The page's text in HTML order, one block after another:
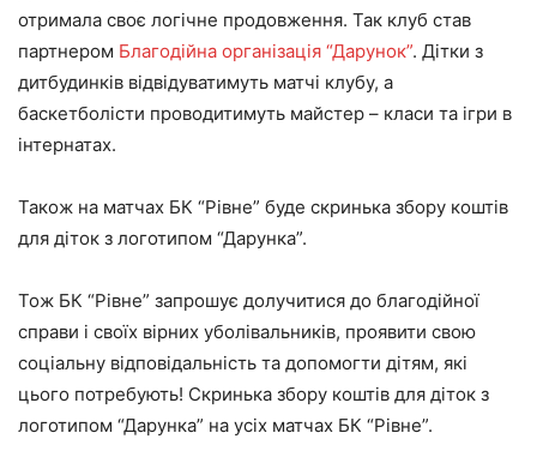
отримала своє логічне продовження. Так клуб став
партнером Благодійна організація “Дарунок”. Дітки з
дитбудинків відвідуватимуть матчі клубу, а
баскетболісти проводитимуть майстер – класи та ігри в
інтернатах.
Також на матчах БК “Рівне” буде скринька збору коштів
для діток з логотипом “Дарунка”.
Тож БК “Рівне” запрошує долучитися до благодійної
справи і своїх вірних уболівальників, проявити свою
соціальну відповідальність та допомогти дітям, які
цього потребують! Скринька збору коштів для діток з
логотипом “Дарунка” на усіх матчах БК “Рівне”.